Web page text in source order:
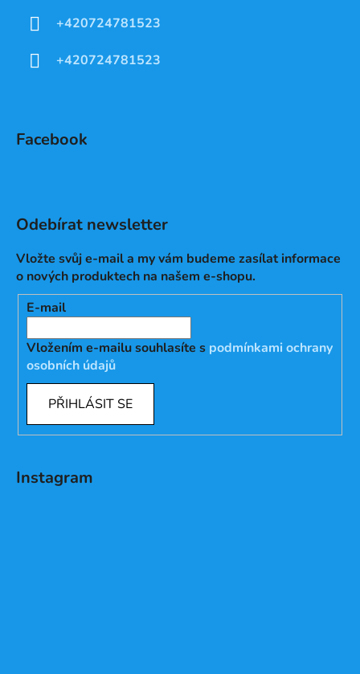
+420724781523
+420724781523
Facebook
Odebírat newsletter
Vložte svůj e-mail a my vám budeme zasílat informace
o nových produktech na našem e-shopu.
E-mail
Vložením e-mailu souhlasíte s podmínkami ochrany
osobních údajů
PŘIHLÁSIT SE
Instagram